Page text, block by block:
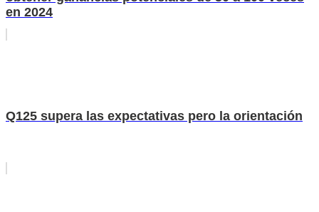
en 2024
Q125 supera las expectativas pero la orientación